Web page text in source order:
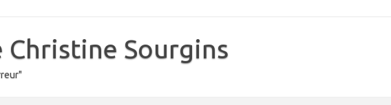
Christine Sourgins